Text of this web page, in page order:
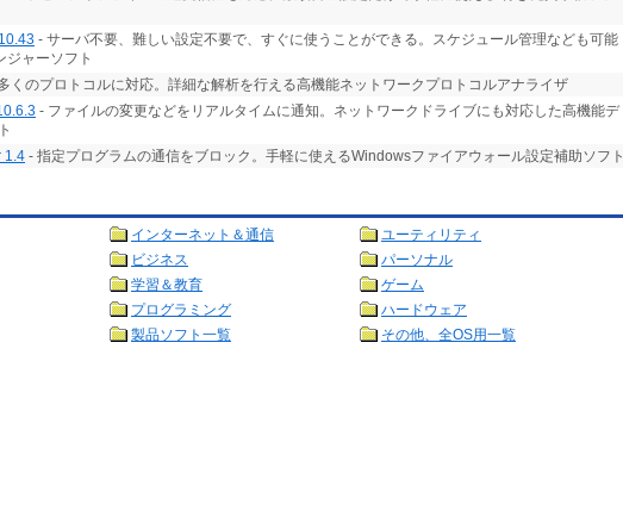
- サーバ不要、難しい設定不要で、すぐに使うことができる。スケジュール管理なども可能
ジャーソフト
くのプロトコルに対応。詳細な解析を行える高機能ネットワークプロトコルアナライザ
- ファイルの変更などをリアルタイムに通知。ネットワークドライブにも対応した高機能デ
1.4 - 指定プログラムの通信をブロック。手軽に使えるWindowsファイアウォール設定補助ソフト
インターネット＆通信
ユーティリティ
ビジネス
パーソナル
学習＆教育
ゲーム
プログラミング
ハードウェア
製品ソフト一覧 その他、全OS用一覧